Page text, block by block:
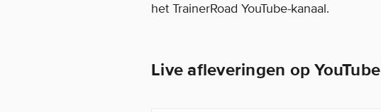
het TrainerRoad YouTube-kanaal.
Live afleveringen op YouTube